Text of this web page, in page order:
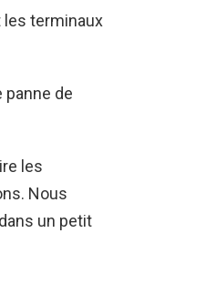
les terminaux
de
les
Nous
un petit